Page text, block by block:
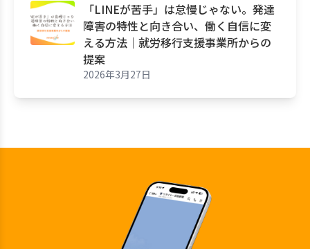
「LINEが苦手」は怠慢じゃない。発達
障害の特性と向き合い、働く自信に変
える方法｜就労移行支援事業所からの
提案
2026年3月27日